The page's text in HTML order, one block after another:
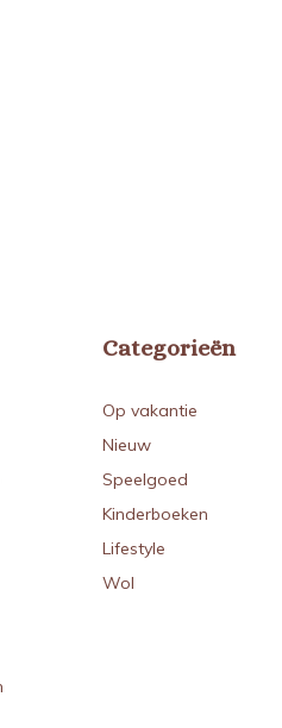
Categorieën
Op vakantie
Nieuw
Speelgoed
Kinderboeken
Lifestyle
Wol